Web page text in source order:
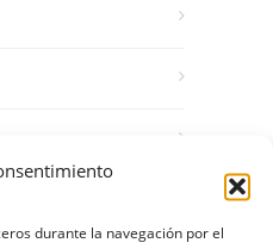
durante la navegación por el